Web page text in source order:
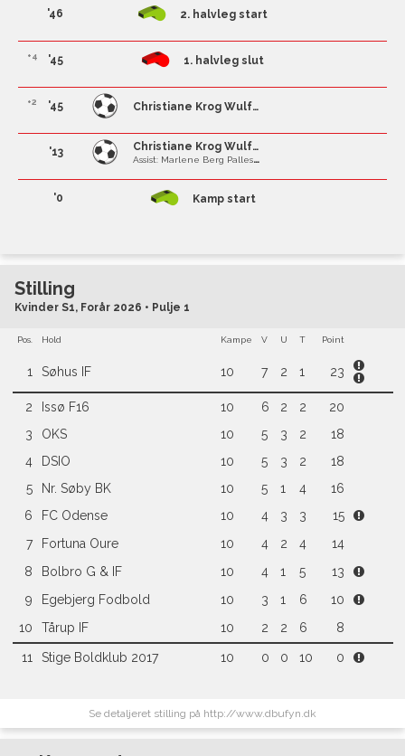
'46 2. halvleg start
'45
+4 1. halvleg slut
'45
+2 Christiane Krog Wulf Vorstrup
'13 Christiane Krog Wulf Vorstrup
Assist: Marlene Berg Pallesen
'0 Kamp start
Stilling
Kvinder S1, Forår 2026 • Pulje 1
Pos. Hold Kampe V U T Point
1 Søhus IF 10 7 2 1 23
2 Issø F16 10 6 2 2
20
3
OKS 10 5 3 2
18
4
DSIO 10 5 3 2
18
5
Nr. Søby BK 10 5 1 4
16
6
FC Odense 10 4 3 3
15
7
Fortuna Oure 10 4 2 4
14
8
Bolbro G & IF 10 4 1 5
13
9
Egebjerg Fodbold 10 3 1 6
10
10
Tårup IF 10 2 2 6 8
11 Stige Boldklub 2017 10 0 0 10 0
Se detaljeret stilling på http://www.dbufyn.dk